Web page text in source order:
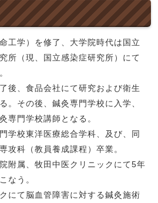
工学）を修了、大学院時代は国立
所（現、国立感染症研究所）にて
後、食品会社にて研究および衛生
。その後、鍼灸専門学校に入学、
専門学校講師となる。
学校東洋医療総合学科、及び、同
攻科（教員養成課程）卒業。
附属、牧田中医クリニックにて5年
なう。
にて脳血管障害に対する鍼灸施術